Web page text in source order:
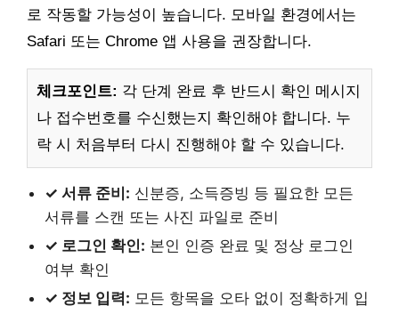
로 작동할 가능성이 높습니다. 모바일 환경에서는
Safari 또는 Chrome 앱 사용을 권장합니다.
체크포인트: 각 단계 완료 후 반드시 확인 메시지
나 접수번호를 수신했는지 확인해야 합니다. 누
락 시 처음부터 다시 진행해야 할 수 있습니다.
✓ 서류 준비: 신분증, 소득증빙 등 필요한 모든
서류를 스캔 또는 사진 파일로 준비
✓ 로그인 확인: 본인 인증 완료 및 정상 로그인
여부 확인
✓ 정보 입력: 모든 항목을 오타 없이 정확하게 입